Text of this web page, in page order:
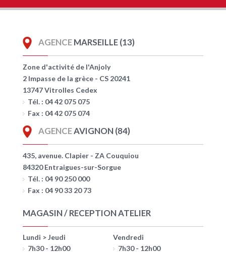
AGENCEMARSEILLE (13)
Zone d'activité de l'Anjoly
2 Impasse de la grèce - CS 20241
13747 Vitrolles Cedex
Tél. : 04 42 075 075
Fax : 04 42 075 074
AGENCEAVIGNON (84)
435, avenue. Clapier - ZA Couquiou
84320 Entraigues-sur-Sorgue
Tél. : 04 90 250 000
Fax : 04 90 33 20 73
MAGASIN / RECEPTION ATELIER
Lundi > Jeudi
7h30 - 12h00
Vendredi
7h30 - 12h00